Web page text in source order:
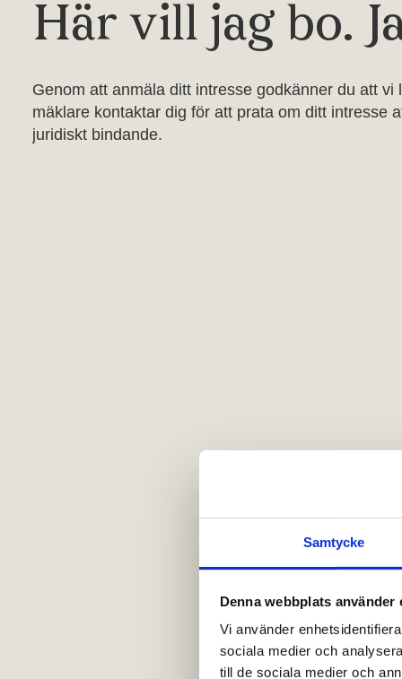
Samtycke
Denna webbplats använder
Vi använder
sociala medier och
till de sociala medier och
Här vill jag bo.
Genom att anmäla ditt intresse godkänner du att
mäklare kontaktar dig för att prata om ditt intresse
juridiskt bindande.